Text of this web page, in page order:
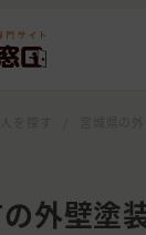
外壁塗